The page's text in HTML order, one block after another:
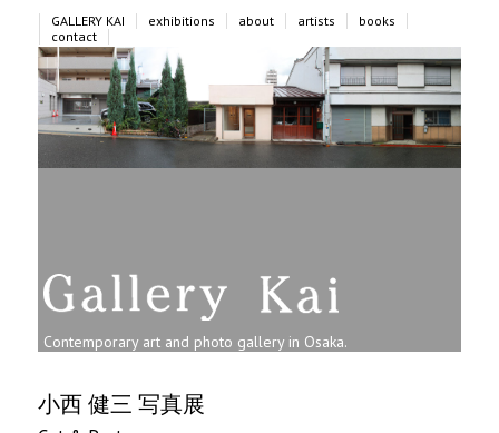
Contemporary art and photo gallery in Osaka.
メ
イ
ン
メ
ニ
ュ
ー
GALLERY KAI exhibitions about artists
books
contact
小西 健三 写真展